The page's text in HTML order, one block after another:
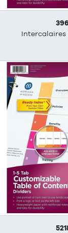
Intercalaires